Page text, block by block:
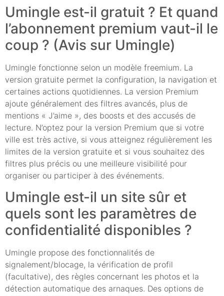
Umingle est-il gratuit ? Et quand
l’abonnement premium vaut-il le
coup ? (Avis sur Umingle)
Umingle fonctionne selon un modèle freemium. La
version gratuite permet la configuration, la navigation et
certaines actions quotidiennes. La version Premium
ajoute généralement des filtres avancés, plus de
mentions « J’aime », des boosts et des accusés de
lecture. N’optez pour la version Premium que si votre
ville est très active, si vous atteignez régulièrement les
limites de la version gratuite et si vous souhaitez des
filtres plus précis ou une meilleure visibilité pour
organiser ou participer à des événements.
Umingle est-il un site sûr et
quels sont les paramètres de
confidentialité disponibles ?
Umingle propose des fonctionnalités de
signalement/blocage, la vérification de profil
(facultative), des règles concernant les photos et la
détection automatique des arnaques. Des options de